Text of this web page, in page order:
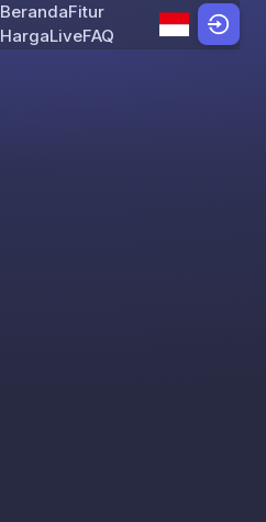
Skip to content
BerandaFitur
HargaLiveFAQ